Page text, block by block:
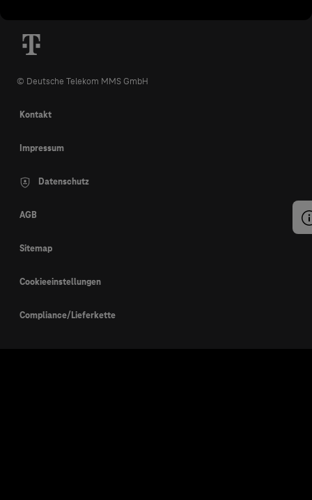
© Deutsche Telekom MMS GmbH
Kontakt
Impressum
Datenschutz
AGB
Sitemap
Cookieeinstellungen
Compliance/Lieferkette